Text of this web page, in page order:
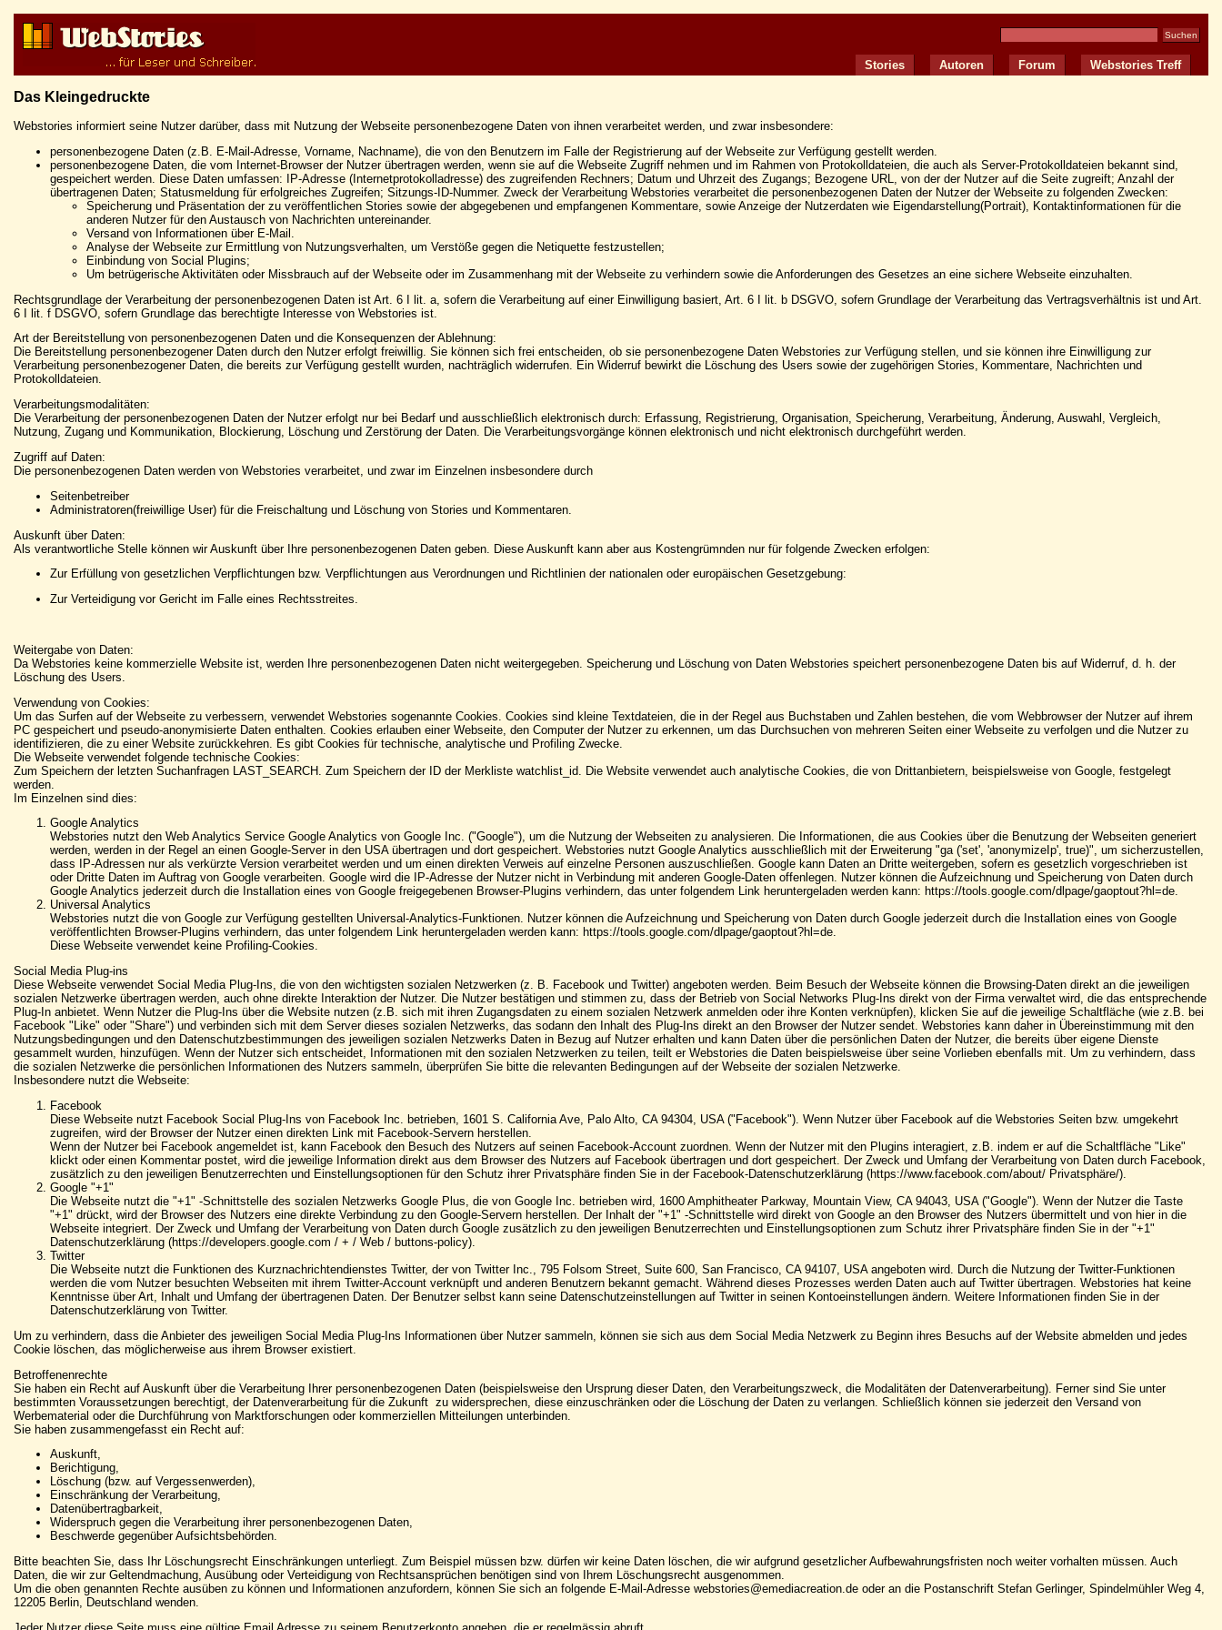
Stories Autoren Forum Webstories Treff
Das Kleingedruckte
Webstories informiert seine Nutzer darüber, dass mit Nutzung der Webseite personenbezogene Daten von ihnen verarbeitet werden, und zwar insbesondere:
personenbezogene Daten (z.B. E-Mail-Adresse, Vorname, Nachname), die von den Benutzern im Falle der Registrierung auf der Webseite zur Verfügung gestellt werden.
personenbezogene Daten, die vom Internet-Browser der Nutzer übertragen werden, wenn sie auf die Webseite Zugriff nehmen und im Rahmen von Protokolldateien, die auch als Server-Protokolldateien bekannt sind,
gespeichert werden. Diese Daten umfassen: IP-Adresse (Internetprotokolladresse) des zugreifenden Rechners; Datum und Uhrzeit des Zugangs; Bezogene URL, von der der Nutzer auf die Seite zugreift; Anzahl der
übertragenen Daten; Statusmeldung für erfolgreiches Zugreifen; Sitzungs-ID-Nummer. Zweck der Verarbeitung Webstories verarbeitet die personenbezogenen Daten der Nutzer der Webseite zu folgenden Zwecken:
Speicherung und Präsentation der zu veröffentlichen Stories sowie der abgegebenen und empfangenen Kommentare, sowie Anzeige der Nutzerdaten wie Eigendarstellung(Portrait), Kontaktinformationen für die
anderen Nutzer für den Austausch von Nachrichten untereinander.
Versand von Informationen über E-Mail.
Analyse der Webseite zur Ermittlung von Nutzungsverhalten, um Verstöße gegen die Netiquette festzustellen;
Einbindung von Social Plugins;
Um betrügerische Aktivitäten oder Missbrauch auf der Webseite oder im Zusammenhang mit der Webseite zu verhindern sowie die Anforderungen des Gesetzes an eine sichere Webseite einzuhalten.
Rechtsgrundlage der Verarbeitung der personenbezogenen Daten ist Art. 6 I lit. a, sofern die Verarbeitung auf einer Einwilligung basiert, Art. 6 I lit. b DSGVO, sofern Grundlage der Verarbeitung das Vertragsverhältnis ist und Art.
6 I lit. f DSGVO, sofern Grundlage das berechtigte Interesse von Webstories ist.
Art der Bereitstellung von personenbezogenen Daten und die Konsequenzen der Ablehnung:
Die Bereitstellung personenbezogener Daten durch den Nutzer erfolgt freiwillig. Sie können sich frei entscheiden, ob sie personenbezogene Daten Webstories zur Verfügung stellen, und sie können ihre Einwilligung zur
Verarbeitung personenbezogener Daten, die bereits zur Verfügung gestellt wurden, nachträglich widerrufen. Ein Widerruf bewirkt die Löschung des Users sowie der zugehörigen Stories, Kommentare, Nachrichten und
Protokolldateien.
Verarbeitungsmodalitäten:
Die Verarbeitung der personenbezogenen Daten der Nutzer erfolgt nur bei Bedarf und ausschließlich elektronisch durch: Erfassung, Registrierung, Organisation, Speicherung, Verarbeitung, Änderung, Auswahl, Vergleich,
Nutzung, Zugang und Kommunikation, Blockierung, Löschung und Zerstörung der Daten. Die Verarbeitungsvorgänge können elektronisch und nicht elektronisch durchgeführt werden.
Zugriff auf Daten:
Die personenbezogenen Daten werden von Webstories verarbeitet, und zwar im Einzelnen insbesondere durch
Seitenbetreiber
Administratoren(freiwillige User) für die Freischaltung und Löschung von Stories und Kommentaren.
Auskunft über Daten:
Als verantwortliche Stelle können wir Auskunft über Ihre personenbezogenen Daten geben. Diese Auskunft kann aber aus Kostengrümnden nur für folgende Zwecken erfolgen:
Zur Erfüllung von gesetzlichen Verpflichtungen bzw. Verpflichtungen aus Verordnungen und Richtlinien der nationalen oder europäischen Gesetzgebung:
Zur Verteidigung vor Gericht im Falle eines Rechtsstreites.
Weitergabe von Daten:
Da Webstories keine kommerzielle Website ist, werden Ihre personenbezogenen Daten nicht weitergegeben. Speicherung und Löschung von Daten Webstories speichert personenbezogene Daten bis auf Widerruf, d. h. der
Löschung des Users.
Verwendung von Cookies:
Um das Surfen auf der Webseite zu verbessern, verwendet Webstories sogenannte Cookies. Cookies sind kleine Textdateien, die in der Regel aus Buchstaben und Zahlen bestehen, die vom Webbrowser der Nutzer auf ihrem
PC gespeichert und pseudo-anonymisierte Daten enthalten. Cookies erlauben einer Webseite, den Computer der Nutzer zu erkennen, um das Durchsuchen von mehreren Seiten einer Webseite zu verfolgen und die Nutzer zu
identifizieren, die zu einer Website zurückkehren. Es gibt Cookies für technische, analytische und Profiling Zwecke.
Die Webseite verwendet folgende technische Cookies:
Zum Speichern der letzten Suchanfragen LAST_SEARCH. Zum Speichern der ID der Merkliste watchlist_id. Die Website verwendet auch analytische Cookies, die von Drittanbietern, beispielsweise von Google, festgelegt
werden.
Im Einzelnen sind dies:
Google Analytics
Webstories nutzt den Web Analytics Service Google Analytics von Google Inc. ("Google"), um die Nutzung der Webseiten zu analysieren. Die Informationen, die aus Cookies über die Benutzung der Webseiten generiert
werden, werden in der Regel an einen Google-Server in den USA übertragen und dort gespeichert. Webstories nutzt Google Analytics ausschließlich mit der Erweiterung "ga ('set', 'anonymizeIp', true)", um sicherzustellen,
dass IP-Adressen nur als verkürzte Version verarbeitet werden und um einen direkten Verweis auf einzelne Personen auszuschließen. Google kann Daten an Dritte weitergeben, sofern es gesetzlich vorgeschrieben ist
oder Dritte Daten im Auftrag von Google verarbeiten. Google wird die IP-Adresse der Nutzer nicht in Verbindung mit anderen Google-Daten offenlegen. Nutzer können die Aufzeichnung und Speicherung von Daten durch
Google Analytics jederzeit durch die Installation eines von Google freigegebenen Browser-Plugins verhindern, das unter folgendem Link heruntergeladen werden kann: https://tools.google.com/dlpage/gaoptout?hl=de.
Universal Analytics
Webstories nutzt die von Google zur Verfügung gestellten Universal-Analytics-Funktionen. Nutzer können die Aufzeichnung und Speicherung von Daten durch Google jederzeit durch die Installation eines von Google
veröffentlichten Browser-Plugins verhindern, das unter folgendem Link heruntergeladen werden kann: https://tools.google.com/dlpage/gaoptout?hl=de.
Diese Webseite verwendet keine Profiling-Cookies.
Social Media Plug-ins
Diese Webseite verwendet Social Media Plug-Ins, die von den wichtigsten sozialen Netzwerken (z. B. Facebook und Twitter) angeboten werden. Beim Besuch der Webseite können die Browsing-Daten direkt an die jeweiligen
sozialen Netzwerke übertragen werden, auch ohne direkte Interaktion der Nutzer. Die Nutzer bestätigen und stimmen zu, dass der Betrieb von Social Networks Plug-Ins direkt von der Firma verwaltet wird, die das entsprechende
Plug-In anbietet. Wenn Nutzer die Plug-Ins über die Website nutzen (z.B. sich mit ihren Zugangsdaten zu einem sozialen Netzwerk anmelden oder ihre Konten verknüpfen), klicken Sie auf die jeweilige Schaltfläche (wie z.B. bei
Facebook "Like" oder "Share") und verbinden sich mit dem Server dieses sozialen Netzwerks, das sodann den Inhalt des Plug-Ins direkt an den Browser der Nutzer sendet. Webstories kann daher in Übereinstimmung mit den
Nutzungsbedingungen und den Datenschutzbestimmungen des jeweiligen sozialen Netzwerks Daten in Bezug auf Nutzer erhalten und kann Daten über die persönlichen Daten der Nutzer, die bereits über eigene Dienste
gesammelt wurden, hinzufügen. Wenn der Nutzer sich entscheidet, Informationen mit den sozialen Netzwerken zu teilen, teilt er Webstories die Daten beispielsweise über seine Vorlieben ebenfalls mit. Um zu verhindern, dass
die sozialen Netzwerke die persönlichen Informationen des Nutzers sammeln, überprüfen Sie bitte die relevanten Bedingungen auf der Webseite der sozialen Netzwerke.
Insbesondere nutzt die Webseite:
Facebook
Diese Webseite nutzt Facebook Social Plug-Ins von Facebook Inc. betrieben, 1601 S. California Ave, Palo Alto, CA 94304, USA ("Facebook"). Wenn Nutzer über Facebook auf die Webstories Seiten bzw. umgekehrt
zugreifen, wird der Browser der Nutzer einen direkten Link mit Facebook-Servern herstellen.
Wenn der Nutzer bei Facebook angemeldet ist, kann Facebook den Besuch des Nutzers auf seinen Facebook-Account zuordnen. Wenn der Nutzer mit den Plugins interagiert, z.B. indem er auf die Schaltfläche "Like"
klickt oder einen Kommentar postet, wird die jeweilige Information direkt aus dem Browser des Nutzers auf Facebook übertragen und dort gespeichert. Der Zweck und Umfang der Verarbeitung von Daten durch Facebook,
zusätzlich zu den jeweiligen Benutzerrechten und Einstellungsoptionen für den Schutz ihrer Privatsphäre finden Sie in der Facebook-Datenschutzerklärung (https://www.facebook.com/about/ Privatsphäre/).
Google "+1"
Die Webseite nutzt die "+1" -Schnittstelle des sozialen Netzwerks Google Plus, die von Google Inc. betrieben wird, 1600 Amphitheater Parkway, Mountain View, CA 94043, USA ("Google"). Wenn der Nutzer die Taste
"+1" drückt, wird der Browser des Nutzers eine direkte Verbindung zu den Google-Servern herstellen. Der Inhalt der "+1" -Schnittstelle wird direkt von Google an den Browser des Nutzers übermittelt und von hier in die
Webseite integriert. Der Zweck und Umfang der Verarbeitung von Daten durch Google zusätzlich zu den jeweiligen Benutzerrechten und Einstellungsoptionen zum Schutz ihrer Privatsphäre finden Sie in der "+1"
Datenschutzerklärung (https://developers.google.com / + / Web / buttons-policy).
Twitter
Die Webseite nutzt die Funktionen des Kurznachrichtendienstes Twitter, der von Twitter Inc., 795 Folsom Street, Suite 600, San Francisco, CA 94107, USA angeboten wird. Durch die Nutzung der Twitter-Funktionen
werden die vom Nutzer besuchten Webseiten mit ihrem Twitter-Account verknüpft und anderen Benutzern bekannt gemacht. Während dieses Prozesses werden Daten auch auf Twitter übertragen. Webstories hat keine
Kenntnisse über Art, Inhalt und Umfang der übertragenen Daten. Der Benutzer selbst kann seine Datenschutzeinstellungen auf Twitter in seinen Kontoeinstellungen ändern. Weitere Informationen finden Sie in der
Datenschutzerklärung von Twitter.
Um zu verhindern, dass die Anbieter des jeweiligen Social Media Plug-Ins Informationen über Nutzer sammeln, können sie sich aus dem Social Media Netzwerk zu Beginn ihres Besuchs auf der Website abmelden und jedes
Cookie löschen, das möglicherweise aus ihrem Browser existiert.
Betroffenenrechte
Sie haben ein Recht auf Auskunft über die Verarbeitung Ihrer personenbezogenen Daten (beispielsweise den Ursprung dieser Daten, den Verarbeitungszweck, die Modalitäten der Datenverarbeitung). Ferner sind Sie unter
bestimmten Voraussetzungen berechtigt, der Datenverarbeitung für die Zukunft zu widersprechen, diese einzuschränken oder die Löschung der Daten zu verlangen. Schließlich können sie jederzeit den Versand von
Werbematerial oder die Durchführung von Marktforschungen oder kommerziellen Mitteilungen unterbinden.
Sie haben zusammengefasst ein Recht auf:
Auskunft,
Berichtigung,
Löschung (bzw. auf Vergessenwerden),
Einschränkung der Verarbeitung,
Datenübertragbarkeit,
Widerspruch gegen die Verarbeitung ihrer personenbezogenen Daten,
Beschwerde gegenüber Aufsichtsbehörden.
Bitte beachten Sie, dass Ihr Löschungsrecht Einschränkungen unterliegt. Zum Beispiel müssen bzw. dürfen wir keine Daten löschen, die wir aufgrund gesetzlicher Aufbewahrungsfristen noch weiter vorhalten müssen. Auch
Daten, die wir zur Geltendmachung, Ausübung oder Verteidigung von Rechtsansprüchen benötigen sind von Ihrem Löschungsrecht ausgenommen.
Um die oben genannten Rechte ausüben zu können und Informationen anzufordern, können Sie sich an folgende E-Mail-Adresse webstories@emediacreation.de oder an die Postanschrift Stefan Gerlinger, Spindelmühler Weg 4,
12205 Berlin, Deutschland wenden.